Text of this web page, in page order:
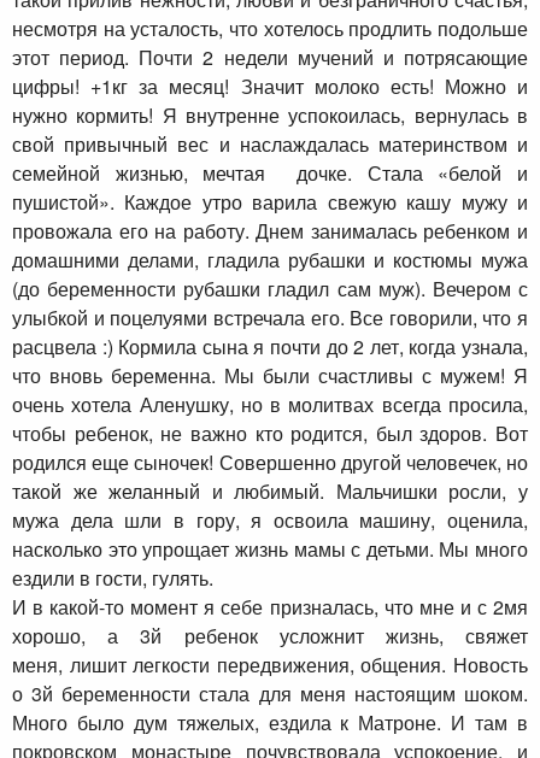
несмотря на усталость, что хотелось продлить подольше
этот период. Почти 2 недели мучений и потрясающие
цифры! +1кг за месяц! Значит молоко есть! Можно и
нужно кормить! Я внутренне успокоилась, вернулась в
свой привычный вес и наслаждалась материнством и
семейной жизнью, мечтая дочке. Стала «белой и
пушистой». Каждое утро варила свежую кашу мужу и
провожала его на работу. Днем занималась ребенком и
домашними делами, гладила рубашки и костюмы мужа
(до беременности рубашки гладил сам муж). Вечером с
улыбкой и поцелуями встречала его. Все говорили, что я
расцвела :) Кормила сына я почти до 2 лет, когда узнала,
что вновь беременна. Мы были счастливы с мужем! Я
очень хотела Аленушку, но в молитвах всегда просила,
чтобы ребенок, не важно кто родится, был здоров. Вот
родился еще сыночек! Совершенно другой человечек, но
такой же желанный и любимый. Мальчишки росли, у
мужа дела шли в гору, я освоила машину, оценила,
насколько это упрощает жизнь мамы с детьми. Мы много
ездили в гости, гулять.
И в какой-то момент я себе призналась, что мне и с 2мя
хорошо, а 3й ребенок усложнит жизнь, свяжет
меня, лишит легкости передвижения, общения. Новость
о 3й беременности стала для меня настоящим шоком.
Много было дум тяжелых, ездила к Матроне. И там в
покровском монастыре почувствовала успокоение, и